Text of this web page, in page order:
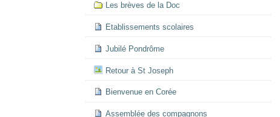
Les brèves de la Doc
Etablissements scolaires
Jubilé Pondrôme
Retour à St Joseph
Bienvenue en Corée
Assemblée des compagnons